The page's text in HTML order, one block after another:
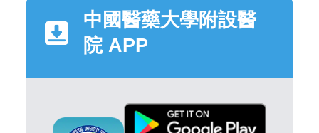
中國醫藥大學附設醫
院 APP